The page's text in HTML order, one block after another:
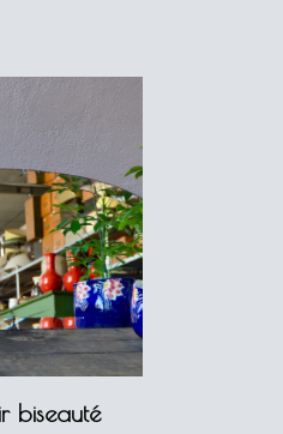
biseauté